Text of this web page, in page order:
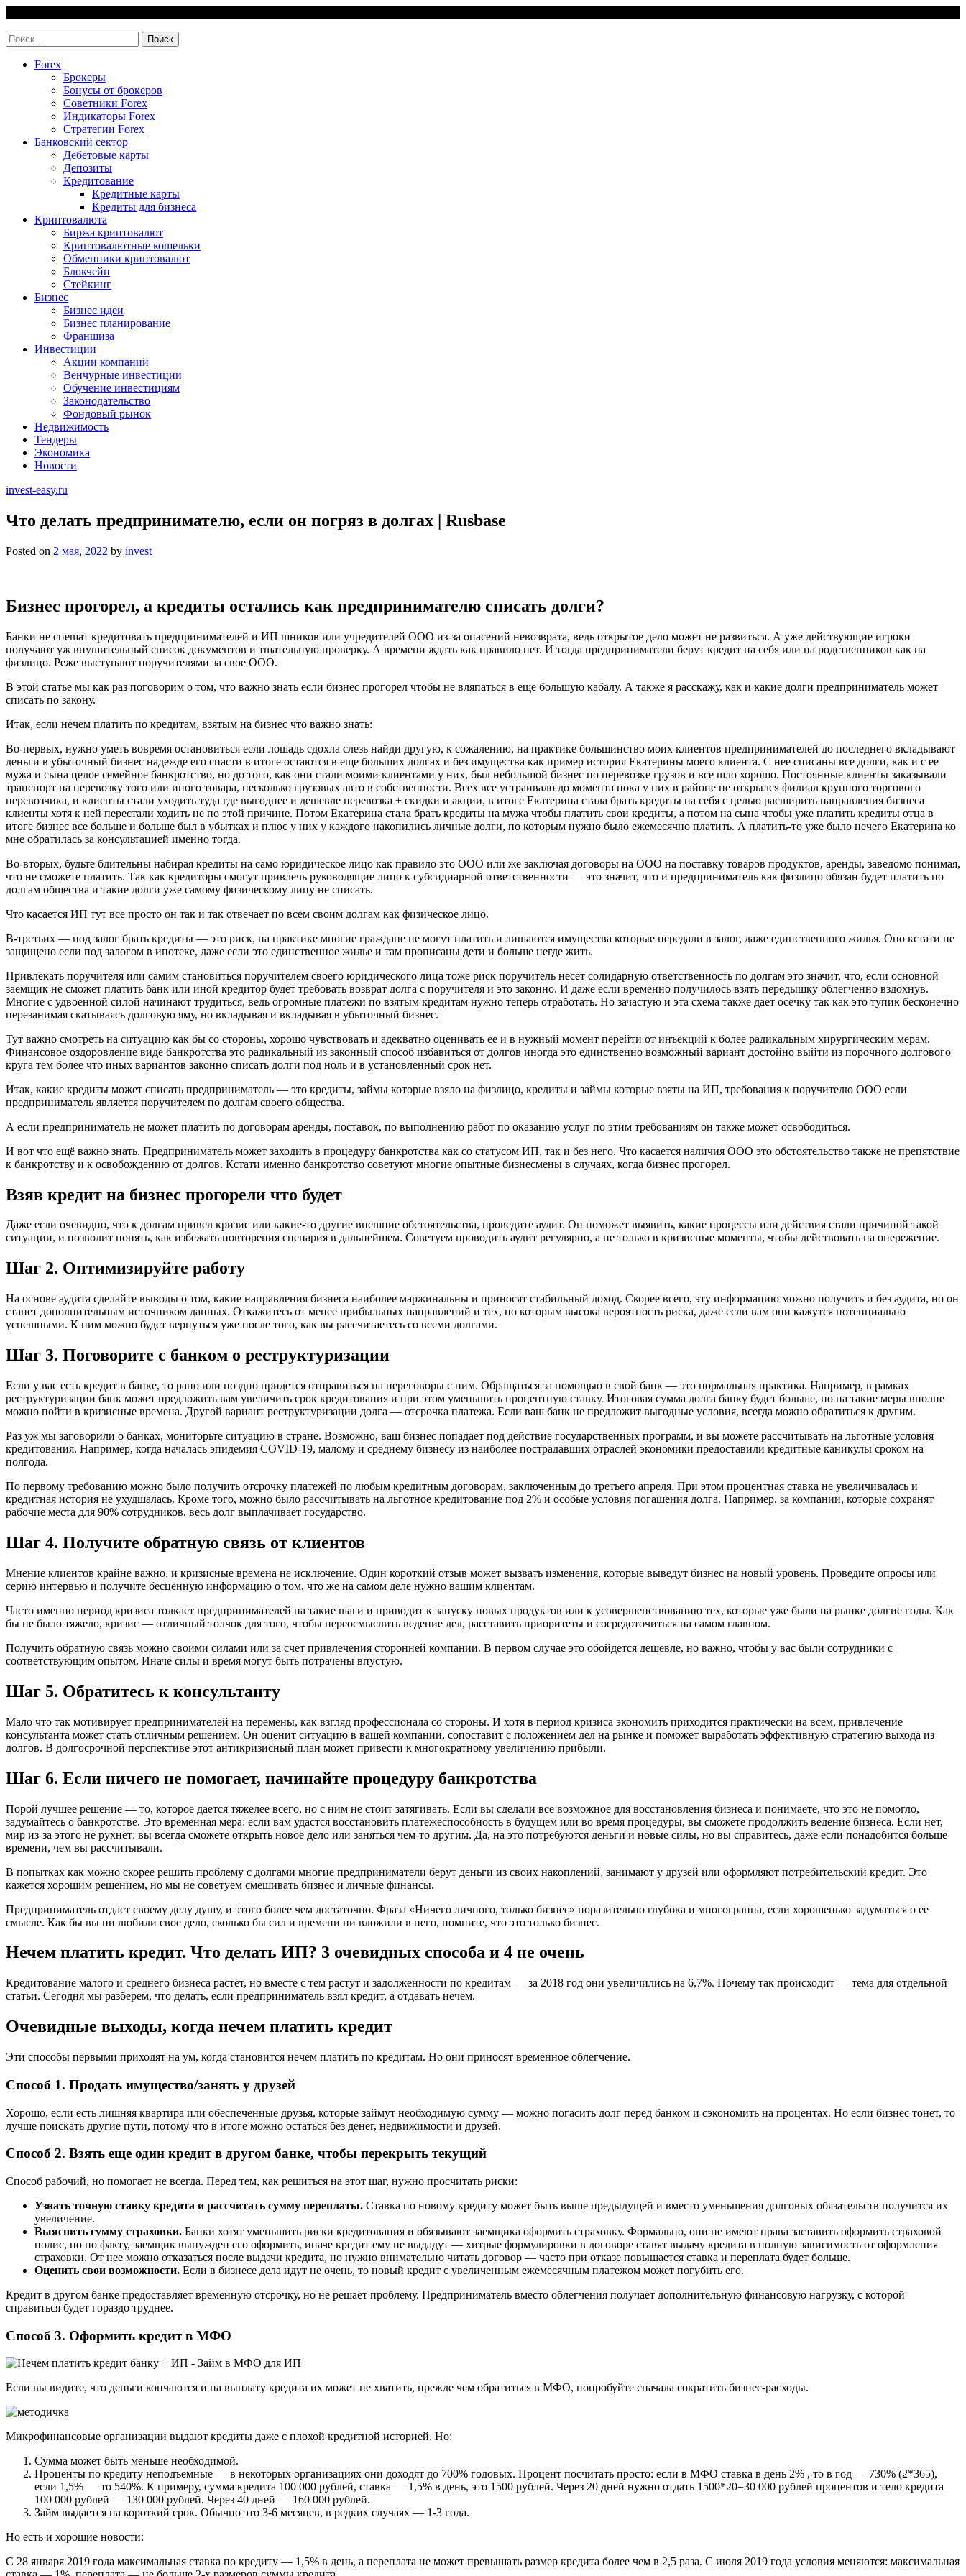
content
Найти:
Forex
Брокеры
Бонусы от брокеров
Советники Forex
Индикаторы Forex
Стратегии Forex
Банковский сектор
Дебетовые карты
Депозиты
Кредитование
Кредитные карты
Кредиты для бизнеса
Криптовалюта
Биржа криптовалют
Криптовалютные кошельки
Обменники криптовалют
Блокчейн
Стейкинг
Бизнес
Бизнес идеи
Бизнес планирование
Франшиза
Инвестиции
Акции компаний
Венчурные инвестиции
Обучение инвестициям
Законодательство
Фондовый рынок
Недвижимость
Тендеры
Экономика
Новости
invest-easy.ru
Что делать предпринимателю, если он погряз в долгах | Rusbase
Posted on 2 мая, 2022 by invest
Бизнес прогорел, а кредиты остались как предпринимателю списать долги?
Банки не спешат кредитовать предпринимателей и ИП шников или учредителей ООО из-за опасений невозврата, ведь открытое дело может не развиться. А уже действующие игроки
получают уж внушительный список документов и тщательную проверку. А времени ждать как правило нет. И тогда предприниматели берут кредит на себя или на родственников как на
физлицо. Реже выступают поручителями за свое ООО.
В этой статье мы как раз поговорим о том, что важно знать если бизнес прогорел чтобы не вляпаться в еще большую кабалу. А также я расскажу, как и какие долги предприниматель может
списать по закону.
Итак, если нечем платить по кредитам, взятым на бизнес что важно знать:
Во-первых, нужно уметь вовремя остановиться если лошадь сдохла слезь найди другую, к сожалению, на практике большинство моих клиентов предпринимателей до последнего вкладывают
деньги в убыточный бизнес надежде его спасти в итоге остаются в еще больших долгах и без имущества как пример история Екатерины моего клиента. С нее списаны все долги, как и с ее
мужа и сына целое семейное банкротство, но до того, как они стали моими клиентами у них, был небольшой бизнес по перевозке грузов и все шло хорошо. Постоянные клиенты заказывали
транспорт на перевозку того или иного товара, несколько грузовых авто в собственности. Всех все устраивало до момента пока у них в районе не открылся филиал крупного торгового
перевозчика, и клиенты стали уходить туда где выгоднее и дешевле перевозка + скидки и акции, в итоге Екатерина стала брать кредиты на себя с целью расширить направления бизнеса
клиенты хотя к ней перестали ходить не по этой причине. Потом Екатерина стала брать кредиты на мужа чтобы платить свои кредиты, а потом на сына чтобы уже платить кредиты отца в
итоге бизнес все больше и больше был в убытках и плюс у них у каждого накопились личные долги, по которым нужно было ежемесячно платить. А платить-то уже было нечего Екатерина ко
мне обратилась за консультацией именно тогда.
Во-вторых, будьте бдительны набирая кредиты на само юридическое лицо как правило это ООО или же заключая договоры на ООО на поставку товаров продуктов, аренды, заведомо понимая,
что не сможете платить. Так как кредиторы смогут привлечь руководящие лицо к субсидиарной ответственности — это значит, что и предприниматель как физлицо обязан будет платить по
долгам общества и такие долги уже самому физическому лицу не списать.
Что касается ИП тут все просто он так и так отвечает по всем своим долгам как физическое лицо.
В-третьих — под залог брать кредиты — это риск, на практике многие граждане не могут платить и лишаются имущества которые передали в залог, даже единственного жилья. Оно кстати не
защищено если под залогом в ипотеке, даже если это единственное жилье и там прописаны дети и больше негде жить.
Привлекать поручителя или самим становиться поручителем своего юридического лица тоже риск поручитель несет солидарную ответственность по долгам это значит, что, если основной
заемщик не сможет платить банк или иной кредитор будет требовать возврат долга с поручителя и это законно. И даже если временно получилось взять передышку облегченно вздохнув.
Многие с удвоенной силой начинают трудиться, ведь огромные платежи по взятым кредитам нужно теперь отработать. Но зачастую и эта схема также дает осечку так как это тупик бесконечно
перезанимая скатываясь долговую яму, но вкладывая и вкладывая в убыточный бизнес.
Тут важно смотреть на ситуацию как бы со стороны, хорошо чувствовать и адекватно оценивать ее и в нужный момент перейти от инъекций к более радикальным хирургическим мерам.
Финансовое оздоровление виде банкротства это радикальный из законный способ избавиться от долгов иногда это единственно возможный вариант достойно выйти из порочного долгового
круга тем более что иных вариантов законно списать долги под ноль и в установленный срок нет.
Итак, какие кредиты может списать предприниматель — это кредиты, займы которые взяло на физлицо, кредиты и займы которые взяты на ИП, требования к поручителю ООО если
предприниматель является поручителем по долгам своего общества.
А если предприниматель не может платить по договорам аренды, поставок, по выполнению работ по оказанию услуг по этим требованиям он также может освободиться.
И вот что ещё важно знать. Предприниматель может заходить в процедуру банкротства как со статусом ИП, так и без него. Что касается наличия ООО это обстоятельство также не препятствие
к банкротству и к освобождению от долгов. Кстати именно банкротство советуют многие опытные бизнесмены в случаях, когда бизнес прогорел.
Взяв кредит на бизнес прогорели что будет
Даже если очевидно, что к долгам привел кризис или какие-то другие внешние обстоятельства, проведите аудит. Он поможет выявить, какие процессы или действия стали причиной такой
ситуации, и позволит понять, как избежать повторения сценария в дальнейшем. Советуем проводить аудит регулярно, а не только в кризисные моменты, чтобы действовать на опережение.
Шаг 2. Оптимизируйте работу
На основе аудита сделайте выводы о том, какие направления бизнеса наиболее маржинальны и приносят стабильный доход. Скорее всего, эту информацию можно получить и без аудита, но он
станет дополнительным источником данных. Откажитесь от менее прибыльных направлений и тех, по которым высока вероятность риска, даже если вам они кажутся потенциально
успешными. К ним можно будет вернуться уже после того, как вы рассчитаетесь со всеми долгами.
Шаг 3. Поговорите с банком о реструктуризации
Если у вас есть кредит в банке, то рано или поздно придется отправиться на переговоры с ним. Обращаться за помощью в свой банк — это нормальная практика. Например, в рамках
реструктуризации банк может предложить вам увеличить срок кредитования и при этом уменьшить процентную ставку. Итоговая сумма долга банку будет больше, но на такие меры вполне
можно пойти в кризисные времена. Другой вариант реструктуризации долга — отсрочка платежа. Если ваш банк не предложит выгодные условия, всегда можно обратиться к другим.
Раз уж мы заговорили о банках, мониторьте ситуацию в стране. Возможно, ваш бизнес попадает под действие государственных программ, и вы можете рассчитывать на льготные условия
кредитования. Например, когда началась эпидемия COVID-19, малому и среднему бизнесу из наиболее пострадавших отраслей экономики предоставили кредитные каникулы сроком на
полгода.
По первому требованию можно было получить отсрочку платежей по любым кредитным договорам, заключенным до третьего апреля. При этом процентная ставка не увеличивалась и
кредитная история не ухудшалась. Кроме того, можно было рассчитывать на льготное кредитование под 2% и особые условия погашения долга. Например, за компании, которые сохранят
рабочие места для 90% сотрудников, весь долг выплачивает государство.
Шаг 4. Получите обратную связь от клиентов
Мнение клиентов крайне важно, и кризисные времена не исключение. Один короткий отзыв может вызвать изменения, которые выведут бизнес на новый уровень. Проведите опросы или
серию интервью и получите бесценную информацию о том, что же на самом деле нужно вашим клиентам.
Часто именно период кризиса толкает предпринимателей на такие шаги и приводит к запуску новых продуктов или к усовершенствованию тех, которые уже были на рынке долгие годы. Как
бы не было тяжело, кризис — отличный толчок для того, чтобы переосмыслить ведение дел, расставить приоритеты и сосредоточиться на самом главном.
Получить обратную связь можно своими силами или за счет привлечения сторонней компании. В первом случае это обойдется дешевле, но важно, чтобы у вас были сотрудники с
соответствующим опытом. Иначе силы и время могут быть потрачены впустую.
Шаг 5. Обратитесь к консультанту
Мало что так мотивирует предпринимателей на перемены, как взгляд профессионала со стороны. И хотя в период кризиса экономить приходится практически на всем, привлечение
консультанта может стать отличным решением. Он оценит ситуацию в вашей компании, сопоставит с положением дел на рынке и поможет выработать эффективную стратегию выхода из
долгов. В долгосрочной перспективе этот антикризисный план может привести к многократному увеличению прибыли.
Шаг 6. Если ничего не помогает, начинайте процедуру банкротства
Порой лучшее решение — то, которое дается тяжелее всего, но с ним не стоит затягивать. Если вы сделали все возможное для восстановления бизнеса и понимаете, что это не помогло,
задумайтесь о банкротстве. Это временная мера: если вам удастся восстановить платежеспособность в будущем или во время процедуры, вы сможете продолжить ведение бизнеса. Если нет,
мир из-за этого не рухнет: вы всегда сможете открыть новое дело или заняться чем-то другим. Да, на это потребуются деньги и новые силы, но вы справитесь, даже если понадобится больше
времени, чем вы рассчитывали.
В попытках как можно скорее решить проблему с долгами многие предприниматели берут деньги из своих накоплений, занимают у друзей или оформляют потребительский кредит. Это
кажется хорошим решением, но мы не советуем смешивать бизнес и личные финансы.
Предприниматель отдает своему делу душу, и этого более чем достаточно. Фраза «Ничего личного, только бизнес» поразительно глубока и многогранна, если хорошенько задуматься о ее
смысле. Как бы вы ни любили свое дело, сколько бы сил и времени ни вложили в него, помните, что это только бизнес.
Нечем платить кредит. Что делать ИП? 3 очевидных способа и 4 не очень
Кредитование малого и среднего бизнеса растет, но вместе с тем растут и задолженности по кредитам — за 2018 год они увеличились на 6,7%. Почему так происходит — тема для отдельной
статьи. Сегодня мы разберем, что делать, если предприниматель взял кредит, а отдавать нечем.
Очевидные выходы, когда нечем платить кредит
Эти способы первыми приходят на ум, когда становится нечем платить по кредитам. Но они приносят временное облегчение.
Способ 1. Продать имущество/занять у друзей
Хорошо, если есть лишняя квартира или обеспеченные друзья, которые займут необходимую сумму — можно погасить долг перед банком и сэкономить на процентах. Но если бизнес тонет, то
лучше поискать другие пути, потому что в итоге можно остаться без денег, недвижимости и друзей.
Способ 2. Взять еще один кредит в другом банке, чтобы перекрыть текущий
Способ рабочий, но помогает не всегда. Перед тем, как решиться на этот шаг, нужно просчитать риски:
Узнать точную ставку кредита и рассчитать сумму переплаты. Ставка по новому кредиту может быть выше предыдущей и вместо уменьшения долговых обязательств получится их
увеличение.
Выяснить сумму страховки. Банки хотят уменьшить риски кредитования и обязывают заемщика оформить страховку. Формально, они не имеют права заставить оформить страховой
полис, но по факту, заемщик вынужден его оформить, иначе кредит ему не выдадут — хитрые формулировки в договоре ставят выдачу кредита в полную зависимость от оформления
страховки. От нее можно отказаться после выдачи кредита, но нужно внимательно читать договор — часто при отказе повышается ставка и переплата будет больше.
Оценить свои возможности. Если в бизнесе дела идут не очень, то новый кредит с увеличенным ежемесячным платежом может погубить его.
Кредит в другом банке предоставляет временную отсрочку, но не решает проблему. Предприниматель вместо облегчения получает дополнительную финансовую нагрузку, с которой
справиться будет гораздо труднее.
Способ 3. Оформить кредит в МФО
Если вы видите, что деньги кончаются и на выплату кредита их может не хватить, прежде чем обратиться в МФО, попробуйте сначала сократить бизнес-расходы.
Микрофинансовые организации выдают кредиты даже с плохой кредитной историей. Но:
Сумма может быть меньше необходимой.
Проценты по кредиту неподъемные — в некоторых организациях они доходят до 700% годовых. Процент посчитать просто: если в МФО ставка в день 2% , то в год — 730% (2*365),
если 1,5% — то 540%. К примеру, сумма кредита 100 000 рублей, ставка — 1,5% в день, это 1500 рублей. Через 20 дней нужно отдать 1500*20=30 000 рублей процентов и тело кредита
100 000 рублей — 130 000 рублей. Через 40 дней — 160 000 рублей.
Займ выдается на короткий срок. Обычно это 3-6 месяцев, в редких случаях — 1-3 года.
Но есть и хорошие новости:
С 28 января 2019 года максимальная ставка по кредиту — 1,5% в день, а переплата не может превышать размер кредита более чем в 2,5 раза. С июля 2019 года условия меняются: максимальная